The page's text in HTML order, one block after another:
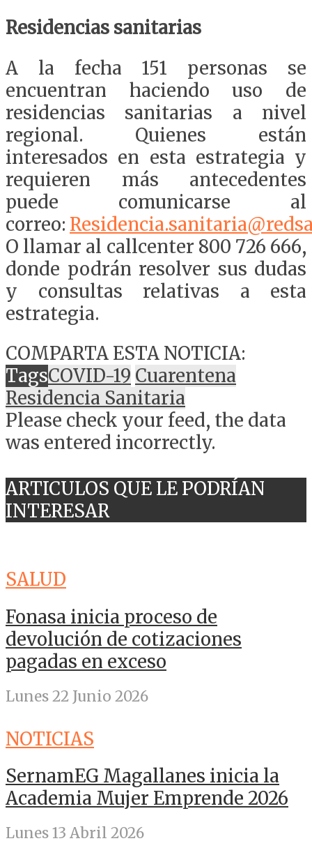
Residencias sanitarias
A la fecha 151 personas se
encuentran haciendo uso de
residencias sanitarias a nivel
regional. Quienes están
interesados en esta estrategia y
requieren más antecedentes
puede comunicarse al
correo:
O llamar al callcenter 800 726 666,
donde podrán resolver sus dudas
y consultas relativas a esta
estrategia.
COMPARTA ESTA NOTICIA:
TagsCOVID-19 Cuarentena
Residencia Sanitaria
Please check your feed, the data
was entered incorrectly.
ARTICULOS QUE LE PODRÍAN
INTERESAR
SALUD
Fonasa inicia proceso de
devolución de cotizaciones
pagadas en exceso
Lunes 22 Junio 2026
NOTICIAS
SernamEG Magallanes inicia la
Academia Mujer Emprende 2026
Lunes 13 Abril 2026